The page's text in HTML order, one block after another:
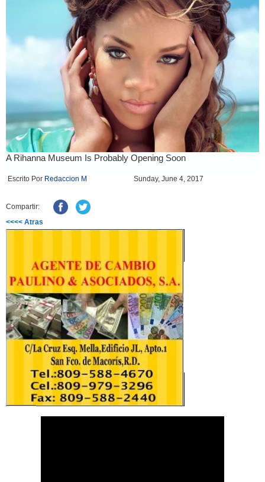
Escrito Por Redaccion M Sunday, June 4, 2017
Compartir:
<<<< Atras